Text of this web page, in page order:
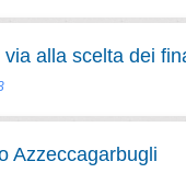
alla scelta dei
Azzeccagarbugli